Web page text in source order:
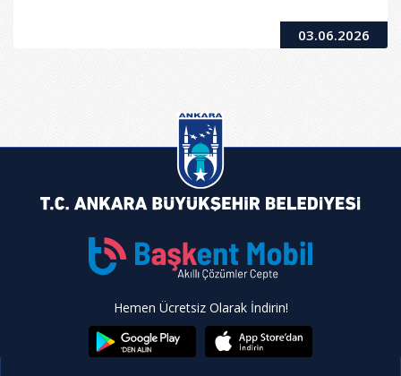
03.06.2026
Hemen Ücretsiz Olarak İndirin!